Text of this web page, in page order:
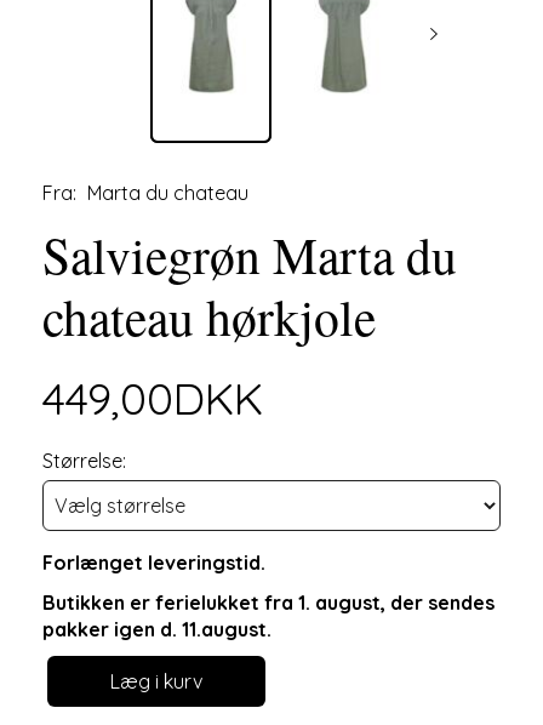
Fra: Marta du chateau
Salviegrøn Marta du
chateau hørkjole
449,00DKK
Størrelse:
Forlænget leveringstid.
Butikken er ferielukket fra 1. august, der sendes
pakker igen d. 11.august.
Læg i kurv